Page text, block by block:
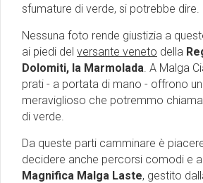
sfumature di verde, si potrebbe dire.
Nessuna foto rende giustizia a
ai piedi del versante veneto della
Dolomiti, la Marmolada. A Malga
prati - a portata di mano - offrono
meraviglioso che potremmo
di verde.
Da queste parti camminare è
decidere anche percorsi comodi e
Magnifica Malga Laste, gestito